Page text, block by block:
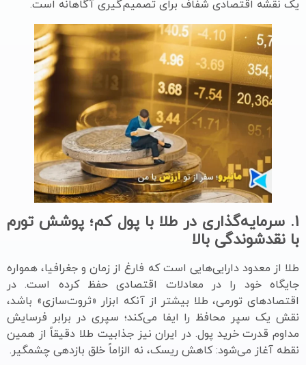
یک نقشه اقتصادی شفاف برای تصمیم‌گیری آگاهانه است.
1. سرمایه‌گذاری در طلا با پول کم؛ پوشش تورم
با نقدشوندگی بالا
طلا از معدود دارایی‌هایی است که فارغ از زمان و جغرافیا، همواره
جایگاه خود را در معادلات اقتصادی حفظ کرده است. در
اقتصادهای تورمی، طلا بیشتر از آنکه ابزار «ثروت‌سازی» باشد،
نقش یک سپر محافظ را ایفا می‌کند؛ سپری در برابر فرسایش
مداوم قدرت خرید پول. در ایران نیز جذابیت طلا دقیقاً از همین
نقطه آغاز می‌شود: کاهش ریسک، نه الزاماً خلق بازدهی چشمگیر.